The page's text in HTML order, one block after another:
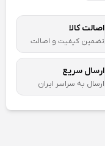
اصالت کالا
تضمین کیفیت و اصالت
ارسال سریع
ارسال به سراسر ایران